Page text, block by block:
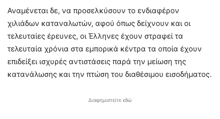
Αναμένεται δε, να προσελκύσουν το ενδιαφέρον
χιλιάδων καταναλωτών, αφού όπως δείχνουν και οι
τελευταίες έρευνες, οι Έλληνες έχουν στραφεί τα
τελευταία χρόνια στα εμπορικά κέντρα τα οποία έχουν
επιδείξει ισχυρές αντιστάσεις παρά την μείωση της
κατανάλωσης και την πτώση του διαθέσιμου εισοδήματος.
Διαφημιστείτε εδώ